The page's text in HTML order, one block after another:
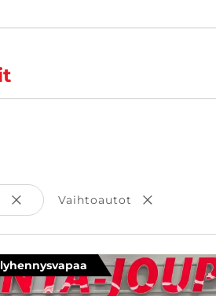
Poista valinta
Vaihtoautot Poista